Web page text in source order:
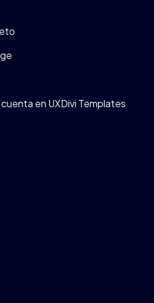
en UXDivi Templates